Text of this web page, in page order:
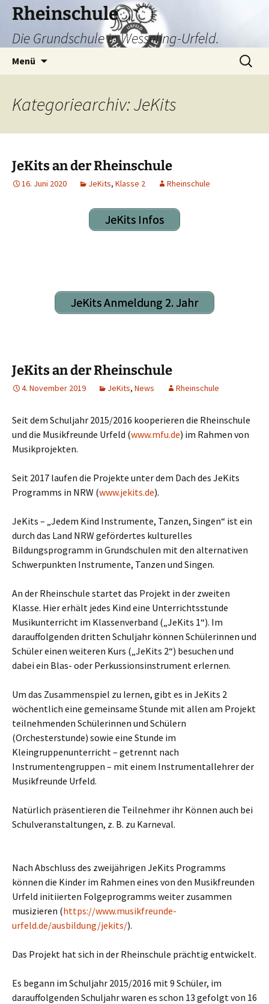
Zum
Inhalt
springen
Rheinschule
Die Grundschule in Wesseling-Urfeld.
Menü
Suchen
nach:
Kategoriearchiv: JeKits
JeKits an der Rheinschule
16. Juni 2020 JeKits, Klasse 2 Rheinschule
JeKits Infos
JeKits Anmeldung 2. Jahr
JeKits an der Rheinschule
4. November 2019 JeKits, News Rheinschule
Seit dem Schuljahr 2015/2016 kooperieren die Rheinschule
und die Musikfreunde Urfeld (www.mfu.de) im Rahmen von
Musikprojekten.
Seit 2017 laufen die Projekte unter dem Dach des JeKits
Programms in NRW (www.jekits.de).
JeKits – „Jedem Kind Instrumente, Tanzen, Singen“ ist ein
durch das Land NRW gefördertes kulturelles
Bildungsprogramm in Grundschulen mit den alternativen
Schwerpunkten Instrumente, Tanzen und Singen.
An der Rheinschule startet das Projekt in der zweiten
Klasse. Hier erhält jedes Kind eine Unterrichtsstunde
Musikunterricht im Klassenverband („JeKits 1“). Im
darauffolgenden dritten Schuljahr können Schülerinnen und
Schüler einen weiteren Kurs („JeKits 2“) besuchen und
dabei ein Blas- oder Perkussions­instrument erlernen.
Um das Zusammenspiel zu lernen, gibt es in JeKits 2
wöchentlich eine gemeinsame Stunde mit allen am Projekt
teilnehmenden Schülerinnen und Schülern
(Orchesterstunde) sowie eine Stunde im
Kleingruppenunterricht – getrennt nach
Instrumentengruppen – mit einem Instrumental­lehrer der
Musikfreunde Urfeld.
Natürlich präsentieren die Teilnehmer ihr Können auch bei
Schulveranstaltungen, z. B. zu Karneval.
Nach Abschluss des zweijährigen JeKits Programms
können die Kinder im Rahmen eines von den Musikfreunden
Urfeld initiierten Folgeprogramms weiter zusammen
musizieren (https://www.musikfreunde-
urfeld.de/ausbildung/jekits/).
Das Projekt hat sich in der Rheinschule prächtig entwickelt.
Es begann im Schuljahr 2015/2016 mit 9 Schüler, im
darauffolgenden Schuljahr waren es schon 13 gefolgt von 16